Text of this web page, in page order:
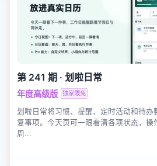
第 241 期 · 划啦日常
年度高级版 独家限免
划啦日常将习惯、提醒、定时活动和待办
复事项。今天页可一眼看清各项状态，操
周...